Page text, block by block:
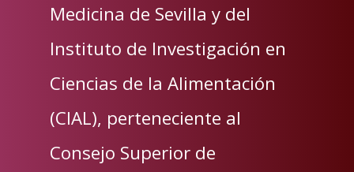
Medicina de Sevilla y del
Instituto de Investigación en
Ciencias de la Alimentación
(CIAL), perteneciente al
Consejo Superior de